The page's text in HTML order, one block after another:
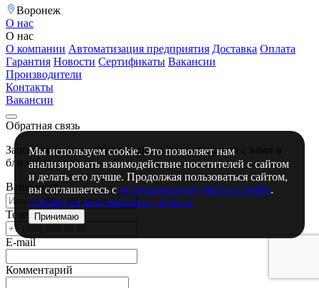
Воронеж
О нас
О нас
О компании Автоматизация предприятия Доставка Оплата
Гарантия Новости Сертификаты Вакансии
Производители
Контакты
Вакансии
Обратная связь
Запоните форму обратной связи и мы свяжемся с вами в
ближайшее время.
Ваше имя*
Телефон*
E-mail
Комментарий
Мы используем cookie. Это позволяет нам
анализировать взаимодействие посетителей с сайтом
и делать его лучше. Продолжая пользоваться сайтом,
вы соглашаетесь с использованием файлов cookie.
Обработка персональных данных
Принимаю